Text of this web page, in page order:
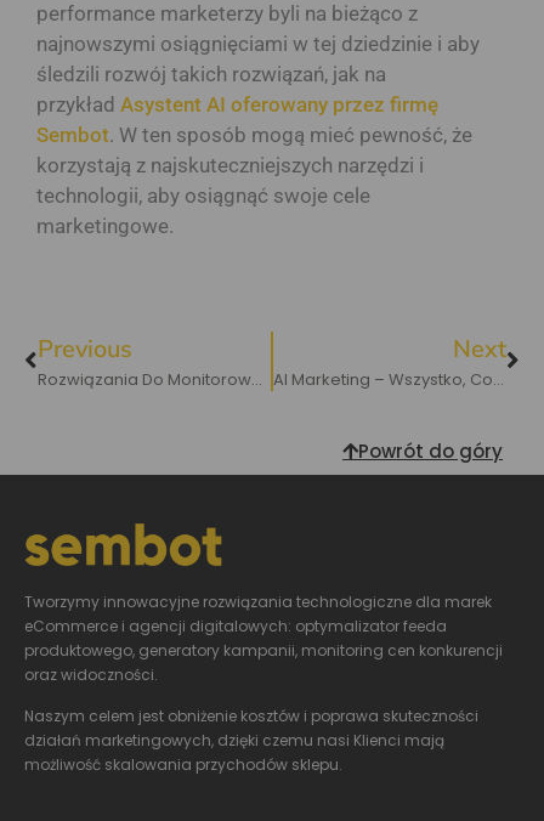
performance marketerzy byli na bieżąco z
najnowszymi osiągnięciami w tej dziedzinie i aby
śledzili rozwój takich rozwiązań, jak na
przykład Asystent AI oferowany przez firmę
Sembot. W ten sposób mogą mieć pewność, że
korzystają z najskuteczniejszych narzędzi i
technologii, aby osiągnąć swoje cele
marketingowe.
Previous
Rozwiązania Do Monitorowania Cen: Różnice Między Google Merchant Center A Sembotem
Next
AI Marketing – Wszystko, Co Musisz Wiedzieć O Duecie Marketingu I Sztucznej Inteligencji
Powrót do góry
Tworzymy innowacyjne rozwiązania technologiczne dla marek
eCommerce i agencji digitalowych: optymalizator feeda
produktowego, generatory kampanii, monitoring cen konkurencji
oraz widoczności.
Naszym celem jest obniżenie kosztów i poprawa skuteczności
działań marketingowych, dzięki czemu nasi Klienci mają
możliwość skalowania przychodów sklepu.